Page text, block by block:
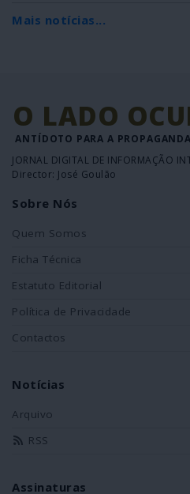
Mais notícias...
O LADO
ANTÍDOTO PARA A
JORNAL DIGITAL DE INFORMAÇÃO
Director: José Goulão
Sobre Nós
Quem Somos
Ficha Técnica
Estatuto Editorial
Política de Privacidade
Contactos
Notícias
Arquivo
RSS
Assinaturas